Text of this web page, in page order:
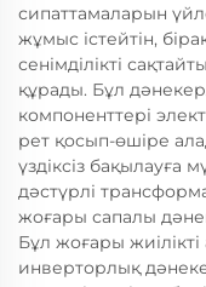
сипаттамаларын
жұмыс істейтін,
сенімділікті
құрады. Бұл
компоненттері
рет қосып-өшіре
үздіксіз бақылауға
дәстүрлі
жоғары сапалы
Бұл жоғары жиілікті
инверторлық